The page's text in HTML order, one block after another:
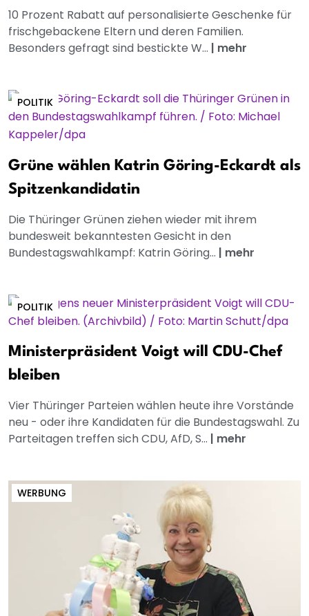
10 Prozent Rabatt auf personalisierte Geschenke für
frischgebackene Eltern und deren Familien.
Besonders gefragt sind bestickte W... | mehr
POLITIK
Grüne wählen Katrin Göring-Eckardt als
Spitzenkandidatin
Die Thüringer Grünen ziehen wieder mit ihrem
bundesweit bekanntesten Gesicht in den
Bundestagswahlkampf: Katrin Göring... | mehr
POLITIK
Ministerpräsident Voigt will CDU-Chef
bleiben
Vier Thüringer Parteien wählen heute ihre Vorstände
neu - oder ihre Kandidaten für die Bundestagswahl. Zu
Parteitagen treffen sich CDU, AfD, S... | mehr
WERBUNG